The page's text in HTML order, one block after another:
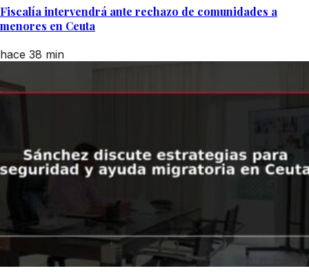
Fiscalía intervendrá ante rechazo de comunidades a
menores en Ceuta
hace 38 min